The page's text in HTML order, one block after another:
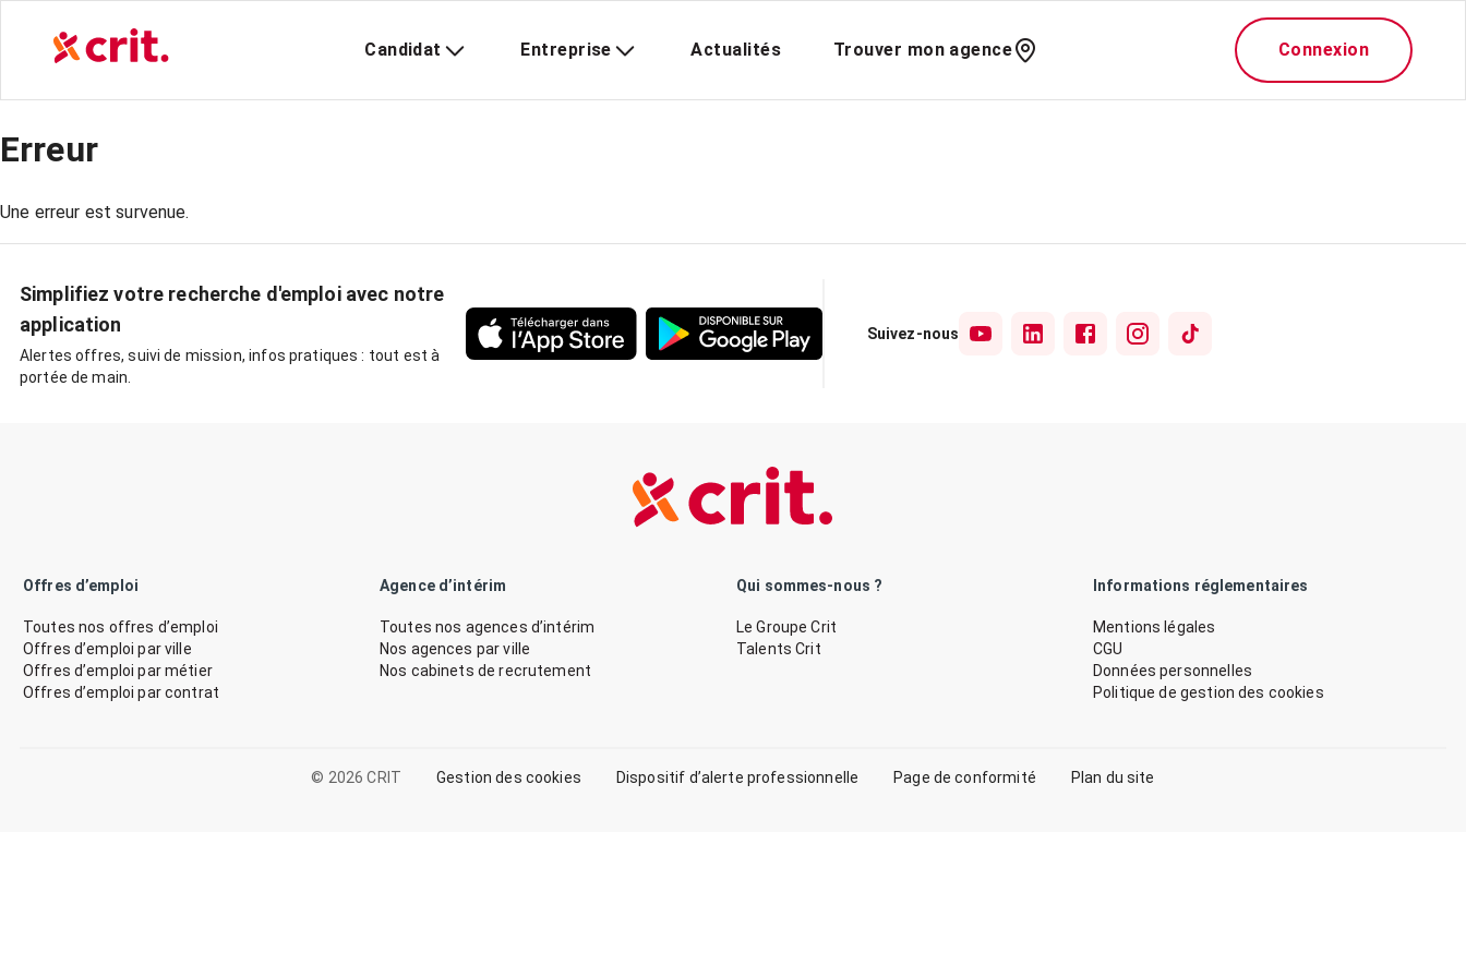
Candidat Entreprise Actualités Trouver mon agence Connexion
Erreur
Une erreur est survenue.
Simplifiez votre recherche d'emploi avec notre
application
Alertes offres, suivi de mission, infos pratiques : tout est à
portée de main.
Suivez-nous
Offres d’emploi
Toutes nos offres d’emploi
Offres d’emploi par ville
Offres d’emploi par métier
Offres d’emploi par contrat
Agence d’intérim
Toutes nos agences d’intérim
Nos agences par ville
Nos cabinets de recrutement
Qui sommes-nous ?
Le Groupe Crit
Talents Crit
Informations réglementaires
Mentions légales
CGU
Données personnelles
Politique de gestion des cookies
© 2026 CRIT Gestion des cookies Dispositif d’alerte professionnelle Page de conformité Plan du site